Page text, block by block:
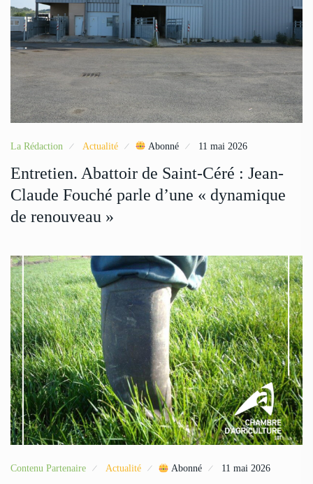
La Rédaction Actualité Abonné 11 mai 2026
Entretien. Abattoir de Saint-Céré : Jean-
Claude Fouché parle d’une « dynamique
de renouveau »
Contenu Partenaire Actualité Abonné 11 mai 2026